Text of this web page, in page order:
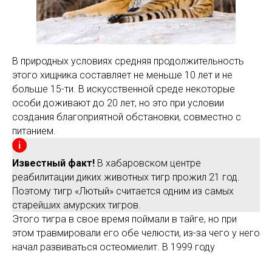
В природных условиях средняя продолжительность
этого хищника составляет не меньше 10 лет и не
больше 15-ти. В искусственной среде некоторые
особи доживают до 20 лет, но это при условии
создания благоприятной обстановки, совместно с
питанием.
Известный факт! В хабаровском центре
реабилитации диких животных тигр прожил 21 год.
Поэтому тигр «Лютый» считается одним из самых
старейших амурских тигров.
Этого тигра в свое время поймали в тайге, но при
этом травмировали его обе челюсти, из-за чего у него
начал развиваться остеомиелит. В 1999 году